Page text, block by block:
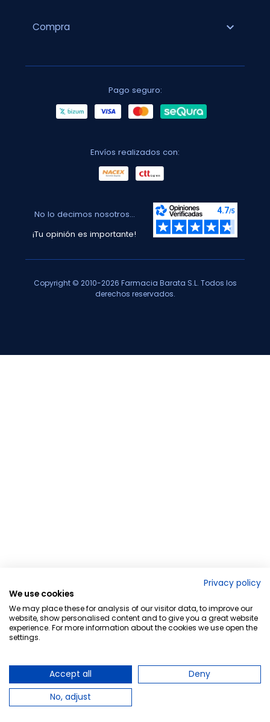
Compra expand_more
Pago seguro:
Envíos realizados con:
No lo decimos nosotros...
¡Tu opinión es importante!
Copyright © 2010-2026 Farmacia Barata S.L. Todos los
derechos reservados.
Privacy policy
We use cookies
We may place these for analysis of our visitor data, to improve our
website, show personalised content and to give you a great website
experience. For more information about the cookies we use open the
settings.
Accept all
Deny
No, adjust